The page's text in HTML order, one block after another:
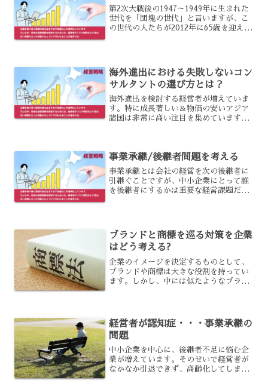
第2次大戦後の1947～1949年に生まれた
世代を「団塊の世代」と言いますが、こ
の世代の人たちが2012年に65歳を迎える
海外進出における失敗しないコン
サルタントの選び方とは？
海外進出を検討する経営者が増えていま
す。特に成長著しい＆物価の安いアジア
諸国は非常に高い注目を集めています。
タントを利用する事が一般...
事業承継/後継者問題を考える
事業承継とは会社の経営を次の後継者に
引継ぐことですが、中小企業にとって誰
を後継者にするかは重要な経営課題だと
後継者教育をどのように行...
ブランドと商標を巡る対策を企業
はどう考える?
企業のイメージを決定するものとして、
ブランドや商標は大きな役割を持ってい
ます。しかし、中には似たようなブラン
したブランドや商標を守る...
経営者が認知症・・・事業承継の
問題
中小企業を中心に、後継者不足に悩む企
業が増えています。そのせいで経営者が
なかなか引退できず、高齢化してしまう